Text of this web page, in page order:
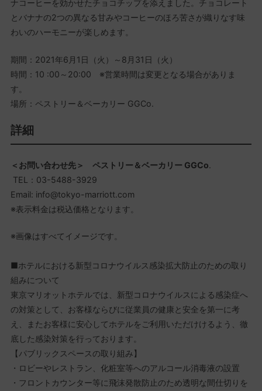
ナコーヒーを効かせたチョコチップを添えました。チョコレート
とバナナの2つの異なる甘みやコーヒーのほろ苦さが織りなす味
わいのハーモニーが楽しめます。
期間：2021年6月1日（火）～8月31日（火）
時間：10 :00～20:00 ※営業時間は変更となる場合がありま
す。
場所：ペストリー＆ベーカリー GGCo.
詳細
＜お問い合わせ先＞ ペストリー＆ベーカリー GGCo.
TEL：03-5488-3929
Email: info@tokyo-marriott.com
※表示料金は税込価格となります。
※画像はすべてイメージです。
■ホテルにおける新型コロナウイルス感染拡大防止のための取り
組みについて
東京マリオットホテルでは、新型コロナウイルスによる感染症へ
の対策として、お客様ならびに従業員の健康と安全を第一に考
え、またお客様に安心してホテルをご利用いただけけるよう、徹
底した感染対策を行っております。
【パブリックスペースの取り組み】
・ロビーやレストラン、化粧室等へのアルコール消毒液の設置
・フロントカウンター等に飛沫発散防止のため透明な間仕切りを